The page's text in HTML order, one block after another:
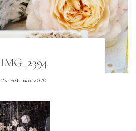
IMG_2394
23. Februar 2020